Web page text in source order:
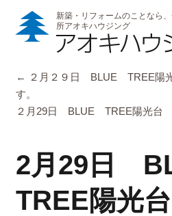
新築・リフォームのことなら
所アオキハウジング
←
２月２９日 BLUE TREE陽
す。
２月29日 BLUE TREE陽光台
2月29日
TREE陽光